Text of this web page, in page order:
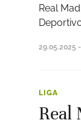
Real
29.05.2025
LIGA
Real